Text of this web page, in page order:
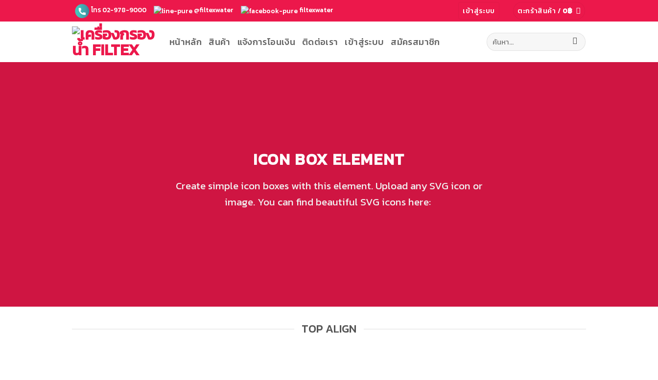
ไป
โทร 02-978-9000 @filtexwater filtexwater เข้าสู่ระบบ ตะกร้าสินค้า / 0฿
หน้าหลัก สินค้า แจ้งการโอนเงิน ติดต่อเรา เข้าสู่ระบบ สมัครสมาชิก ค้นหา:
ICON BOX ELEMENT
Create simple icon boxes with this element. Upload any SVG icon or
image. You can find beautiful SVG icons here:
TOP ALIGN